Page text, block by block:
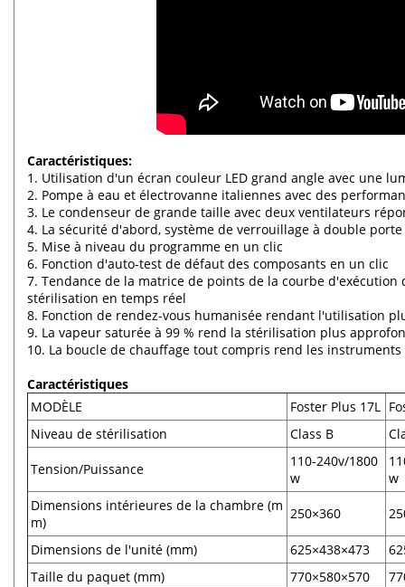
Caractéristiques:
1. Utilisation d'un écran couleur LED grand angle avec une
2. Pompe à eau et électrovanne italiennes avec des
3. Le condenseur de grande taille avec deux ventilateurs
4. La sécurité d'abord, système de verrouillage à double porte
5. Mise à niveau du programme en un clic
6. Fonction d'auto-test de défaut des composants en un clic
7. Tendance de la matrice de points de la courbe
stérilisation en temps réel
8. Fonction de rendez-vous humanisée rendant l'utilisation
9. La vapeur saturée à 99 % rend la stérilisation plus
10. La boucle de chauffage tout compris rend les
Caractéristiques
MODÈLE
Foster Plus 17L
Niveau de stérilisation
Class B
Tension/Puissance
110-240v/1800
w
w
Dimensions intérieures de la chambre (m
m)
250×360
Dimensions de l'unité (mm) 625×438×473
Taille du paquet (mm)
770×580×570